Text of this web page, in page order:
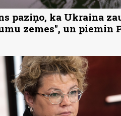
paziņo, ka Ukraina
zemes", un piemin